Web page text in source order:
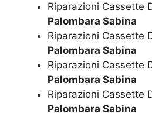
Riparazioni Cassette
Palombara Sabina
Riparazioni Cassette
Palombara Sabina
Riparazioni Cassette
Palombara Sabina
Riparazioni Cassette
Palombara Sabina